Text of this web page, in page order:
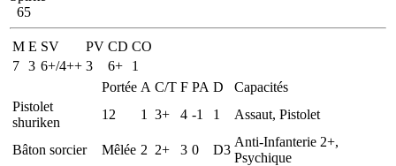
65
M E SV PV CD CO
7 3 6+/4++ 3 6+
1
Portée A C/T F PA D
Capacités
Pistolet
shuriken
12 1 3+ 4 -1 1 Assaut, Pistolet
Bâton sorcier Mêlée 2 2+ 3 0 D3
Anti-Infanterie 2+,
Psychique